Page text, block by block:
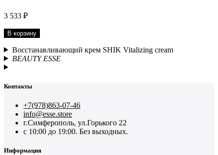
3 533 ₽
В корзину
Восстанавливающий крем SHIK Vitalizing cream
BEAUTY ESSE
Контакты
+7(978)863-07-46
info@esse.store
г.Симферополь, ул.Горького 22
с 10:00 до 19:00. Без выходных.
Информация